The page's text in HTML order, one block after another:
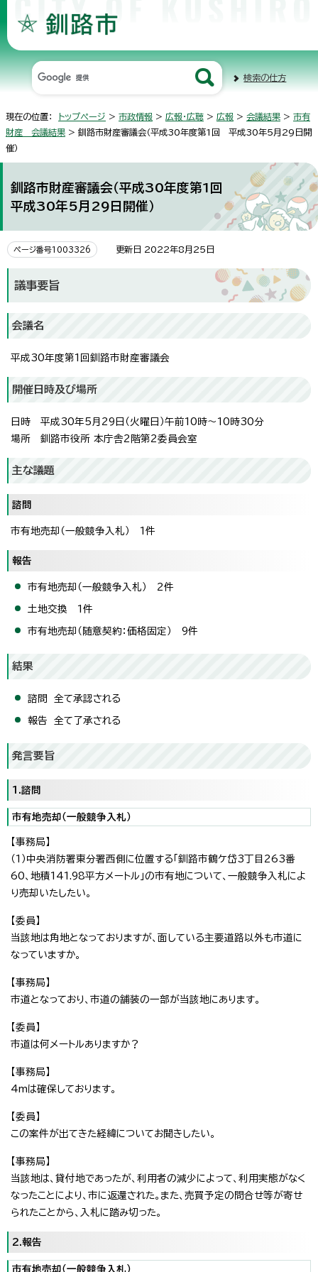
検索の仕方
現在の位置： トップページ > 市政情報 > 広報・広聴 > 広報 > 会議結果 > 市有
財産 会議結果 > 釧路市財産審議会（平成30年度第1回 平成30年5月29日開
催）
釧路市財産審議会（平成30年度第1回
平成30年5月29日開催）
ページ番号1003326 更新日 2022年8月25日
議事要旨
会議名
平成30年度第1回釧路市財産審議会
開催日時及び場所
日時 平成30年5月29日（火曜日）午前10時～10時30分
場所 釧路市役所 本庁舎2階第2委員会室
主な議題
諮問
市有地売却（一般競争入札） 1件
報告
市有地売却（一般競争入札） 2件
土地交換 1件
市有地売却（随意契約：価格固定） 9件
結果
諮問 全て承認される
報告 全て了承される
発言要旨
1.諮問
市有地売却（一般競争入札）
【事務局】
（1）中央消防署東分署西側に位置する「釧路市鶴ケ岱3丁目263番
60、地積141.98平方メートル」の市有地について、一般競争入札によ
り売却いたしたい。
【委員】
当該地は角地となっておりますが、面している主要道路以外も市道に
なっていますか。
【事務局】
市道となっており、市道の舗装の一部が当該地にあります。
【委員】
市道は何メートルありますか？
【事務局】
4mは確保しております。
【委員】
この案件が出てきた経緯についてお聞きしたい。
【事務局】
当該地は、貸付地であったが、利用者の減少によって、利用実態がなく
なったことにより、市に返還された。また、売買予定の問合せ等が寄せ
られたことから、入札に踏み切った。
2.報告
市有地売却（一般競争入札）